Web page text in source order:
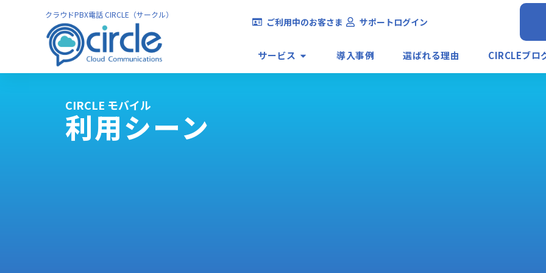
クラウドPBX電話 CIRCLE（サークル）
ご利用中のお客さま サポートログイン
サービス 導入事例 選ばれる理由 CIRCLEブロ
CIRCLE モバイル
利用シーン